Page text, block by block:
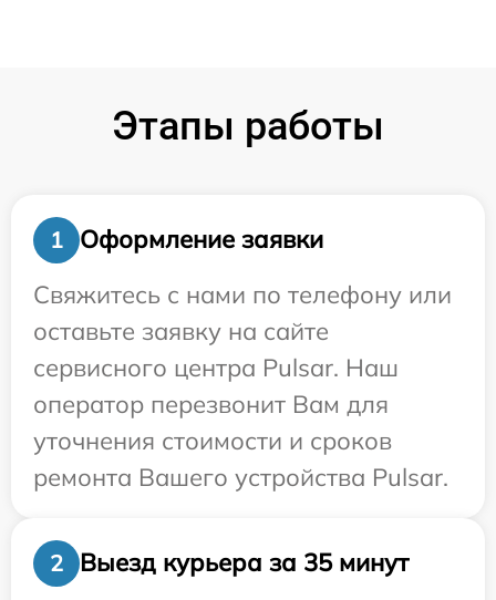
Этапы работы
1
Оформление заявки
Свяжитесь с нами по телефону или
оставьте заявку на сайте
сервисного центра Pulsar. Наш
оператор перезвонит Вам для
уточнения стоимости и сроков
ремонта Вашего устройства Pulsar.
2
Выезд курьера за 35 минут